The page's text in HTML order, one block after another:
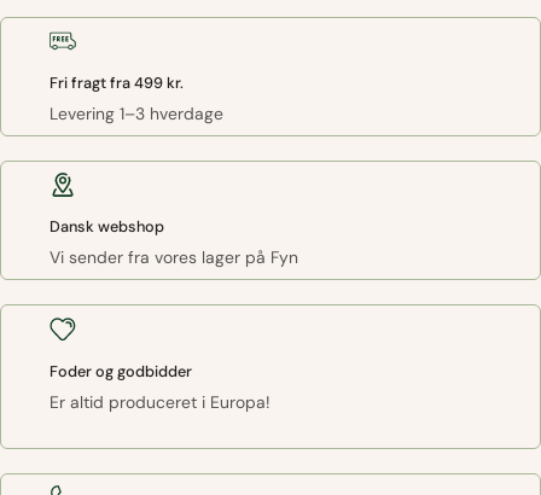
Fri fragt fra 499 kr.
Levering 1–3 hverdage
Dansk webshop
Vi sender fra vores lager på Fyn
Foder og godbidder
Er altid produceret i Europa!